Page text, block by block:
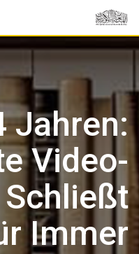
Jahren:
Video-
Immer